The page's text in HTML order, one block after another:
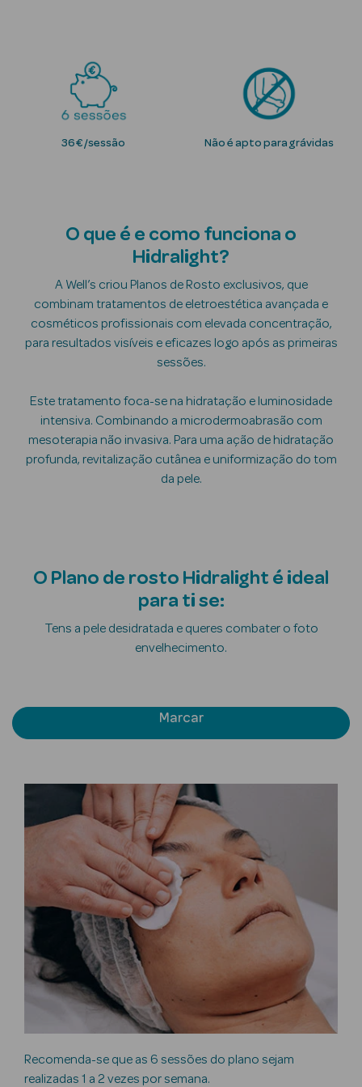
Corpo
Rosto e
Ver Tudo
Cosmética
Rosto
Hidratantes
Séruns Faciais
Creme de Olhos
Anti-
envelhecimento
36€/sessão Não é apto para grávidas
O que é e como funciona o
Hidralight?
A Well’s criou Planos de Rosto exclusivos, que
combinam tratamentos de eletroestética avançada e
cosméticos profissionais com elevada concentração,
para resultados visíveis e eficazes logo após as primeiras
sessões.
Este tratamento foca-se na hidratação e luminosidade
intensiva. Combinando a microdermoabrasão com
mesoterapia não invasiva. Para uma ação de hidratação
profunda, revitalização cutânea e uniformização do tom
da pele.
O Plano de rosto Hidralight é ideal
para ti se:
Tens a pele desidratada e queres combater o foto
envelhecimento.
Marcar
Recomenda-se que as 6 sessões do plano sejam
realizadas 1 a 2 vezes por semana.